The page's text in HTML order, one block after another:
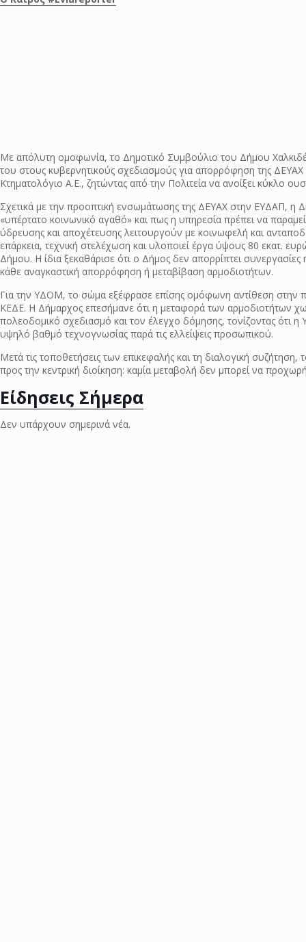
Με απόλυτη ομοφωνία, το Δημοτικό Συμβούλιο του Δήμου
του στους κυβερνητικούς σχεδιασμούς για απορρόφηση της
Κτηματολόγιο Α.Ε., ζητώντας από την Πολιτεία να ανοίξει κύκλο
Σχετικά με την προοπτική ενσωμάτωσης της ΔΕΥΑΧ στην ΕΥΔΑΠ, η
«υπέρτατο κοινωνικό αγαθό» και πως η υπηρεσία πρέπει να
ύδρευσης και αποχέτευσης λειτουργούν με κοινωφελή και
επάρκεια, τεχνική στελέχωση και υλοποιεί έργα ύψους 80 εκατ.
Δήμου. Η ίδια ξεκαθάρισε ότι ο Δήμος δεν απορρίπτει συνεργασίες
κάθε αναγκαστική απορρόφηση ή μεταβίβαση αρμοδιοτήτων.
Για την ΥΔΟΜ, το σώμα εξέφρασε επίσης ομόφωνη αντίθεση στην
ΚΕΔΕ. Η Δήμαρχος επεσήμανε ότι η μεταφορά των αρμοδιοτήτων
πολεοδομικό σχεδιασμό και τον έλεγχο δόμησης, τονίζοντας ότι
υψηλό βαθμό τεχνογνωσίας παρά τις ελλείψεις προσωπικού.
Μετά τις τοποθετήσεις των επικεφαλής και τη διαλογική
προς την κεντρική διοίκηση: καμία μεταβολή δεν μπορεί να
Είδησεις Σήμερα
Δεν υπάρχουν σημερινά νέα.